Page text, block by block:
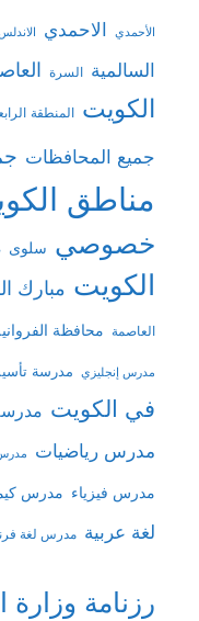
الأحمدي الاحمدي
السالمية السرة
الكويت المنطقة
جميع المحافظات
مناطق
خصوصي سلوى
الكويت مبارك
العاصمة محافظة
مدرس إنجليزي مدرسة
في الكويت
مدرس رياضيات
مدرس فيزياء مدرس
لغة عربية مدرس لغة
رزنامة وزارة